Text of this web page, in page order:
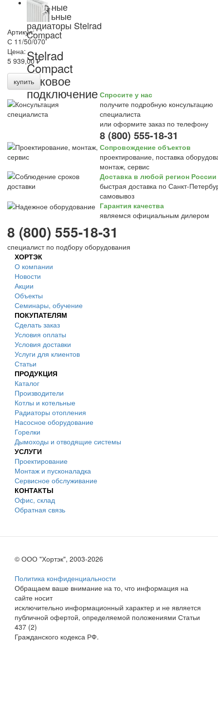
Стальные
панельные
радиаторы Stelrad
Compact
Stelrad
Compact
боковое
подключение
Артикул:
С 11/50/070
Цена:
5 939,00 ₽
купить
Спросите у нас
получите подробную консультацию
специалиста
или оформите заказ по телефону
8 (800) 555-18-31
Сопровождение объектов
проектирование, поставка
монтаж, сервис
Доставка в любой регион России
быстрая доставка по Санкт-
самовывоз
Гарантия качества
являемся официальным дилером
8 (800) 555-18-31
специалист по подбору оборудования
ХОРТЭК
О компании
Новости
Акции
Объекты
Семинары, обучение
ПОКУПАТЕЛЯМ
Сделать заказ
Условия оплаты
Условия доставки
Услуги для клиентов
Статьи
ПРОДУКЦИЯ
Каталог
Производители
Котлы и котельные
Радиаторы отопления
Насосное оборудование
Горелки
Дымоходы и отводящие системы
УСЛУГИ
Проектирование
Монтаж и пусконаладка
Сервисное обслуживание
КОНТАКТЫ
Офис, склад
Обратная связь
© ООО "Хортэк", 2003-2026
Политика конфиденциальности
Обращаем ваше внимание на то, что информация на
сайте носит
исключительно информационный характер и не является
публичной офертой, определяемой положениями Статьи
437 (2)
Гражданского кодекса РФ.